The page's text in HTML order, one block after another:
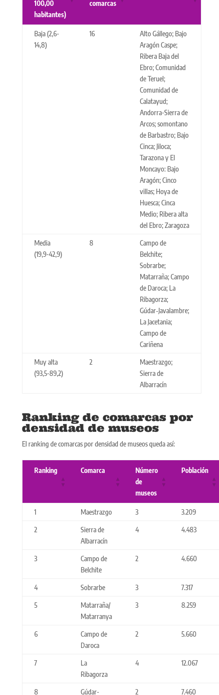
100,00
habitantes)
comarcas
Baja (2,6-
14,8)
16
Alto Gállego; Bajo
Aragón Caspe;
Ribera Baja del
Ebro; Comunidad
de Teruel;
Comunidad de
Calatayud;
Andorra-Sierra de
Arcos; somontano
de Barbastro; Bajo
Cinca; Jiloca;
Tarazona y El
Moncayo: Bajo
Aragón; Cinco
villas; Hoya de
Huesca; Cinca
Medio; Ribera alta
del Ebro; Zaragoza
Media
(19,9-42,9)
8
Campo de
Belchite;
Sobrarbe;
Matarraña; Campo
de Daroca; La
Ribagorza;
Gúdar‑Javalambre;
La Jacetania;
Campo de
Cariñena
Muy alta
(93,5-89,2)
2
Maestrazgo;
Sierra de
Albarracín
Ranking de comarcas por
densidad de museos
El ranking de comarcas por densidad de museos queda así:
Ranking Comarca
Número
de
museos
Población
1 Maestrazgo 3 3.209
2
Sierra de
Albarracín
4 4.483
3
Campo de
Belchite
2 4.660
4 Sobrarbe 3 7.317
5
Matarraña/
Matarranya
3 8.259
6
Campo de
Daroca
2 5.660
7
La
Ribagorza
4 12.067
8
Gúdar-
2 7.460